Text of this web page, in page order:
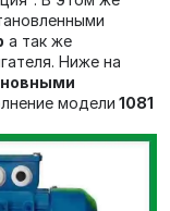
а так же
Ниже на
модели 1081